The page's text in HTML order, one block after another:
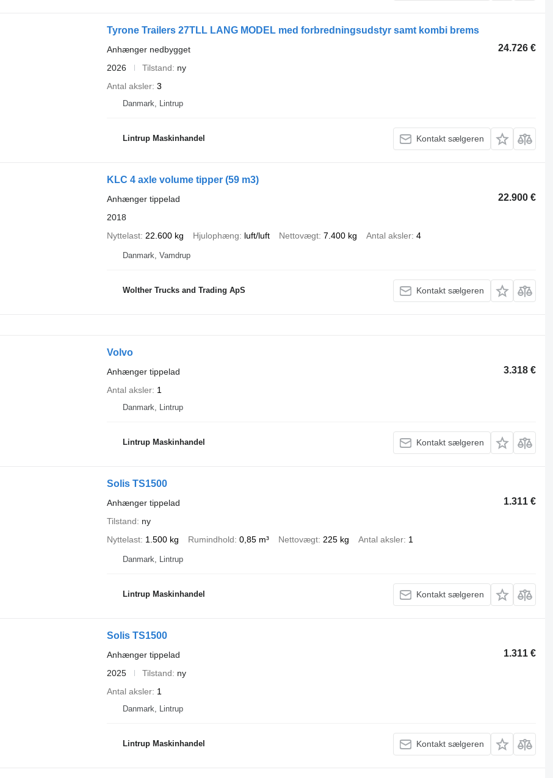
Tyrone Trailers 27TLL LANG MODEL med forbredningsudstyr samt kombi brems
24.726 €
Anhænger nedbygget
2026
Tilstand
ny
Antal aksler 3
Danmark, Lintrup
Lintrup Maskinhandel Kontakt sælgeren
KLC 4 axle volume tipper (59 m3)
22.900 €
Anhænger tippelad
2018
Nyttelast 22.600 kg Hjulophæng luft/luft Nettovægt 7.400 kg Antal aksler 4
Danmark, Vamdrup
Wolther Trucks and Trading ApS Kontakt sælgeren
Volvo
3.318 €
Anhænger tippelad
Antal aksler 1
Danmark, Lintrup
Lintrup Maskinhandel Kontakt sælgeren
Solis TS1500
1.311 €
Anhænger tippelad
Tilstand
ny
Nyttelast 1.500 kg Rumindhold 0,85 m³ Nettovægt 225 kg Antal aksler 1
Danmark, Lintrup
Lintrup Maskinhandel Kontakt sælgeren
Solis TS1500
1.311 €
Anhænger tippelad
2025
Tilstand
ny
Antal aksler 1
Danmark, Lintrup
Lintrup Maskinhandel Kontakt sælgeren